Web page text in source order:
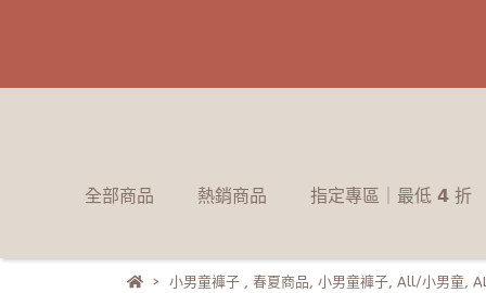
全部商品 熱銷商品 指定專區｜最低 𝟰 折
小男童褲子, 春夏商品, 小男童褲子, All/小男童,